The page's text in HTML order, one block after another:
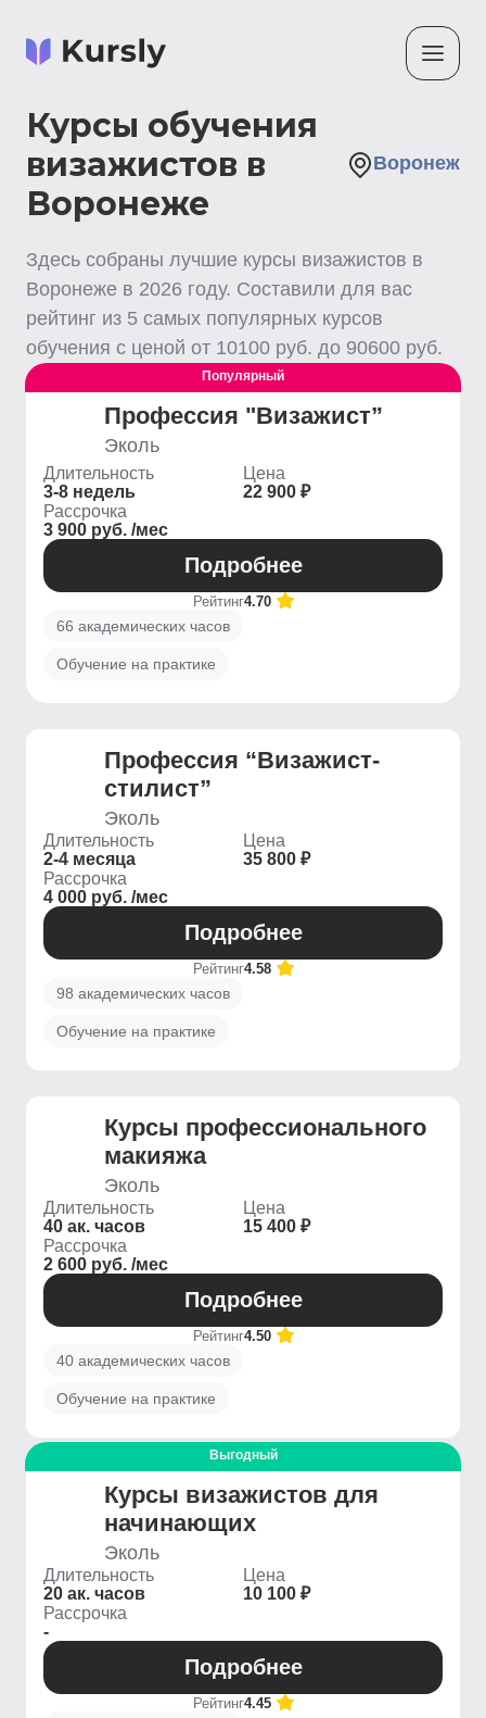
Курсы обучения
визажистов в
Воронеже
Воронеж
Здесь собраны лучшие курсы визажистов в
Воронеже в 2026 году. Составили для вас
рейтинг из 5 самых популярных курсов
обучения с ценой от 10100 руб. до 90600 руб.
Популярный
Профессия "Визажист”
Эколь
Длительность
3-8 недель
Цена
22 900 ₽
Рассрочка
3 900 руб. /мес
Подробнее
Рейтинг4.70
66 академических часов
Обучение на практике
Профессия “Визажист-
стилист”
Эколь
Длительность
2-4 месяца
Цена
35 800 ₽
Рассрочка
4 000 руб. /мес
Подробнее
Рейтинг4.58
98 академических часов
Обучение на практике
Курсы профессионального
макияжа
Эколь
Длительность
40 ак. часов
Цена
15 400 ₽
Рассрочка
2 600 руб. /мес
Подробнее
Рейтинг4.50
40 академических часов
Обучение на практике
Выгодный
Курсы визажистов для
начинающих
Эколь
Длительность
20 ак. часов
Цена
10 100 ₽
Рассрочка
-
Подробнее
Рейтинг4.45